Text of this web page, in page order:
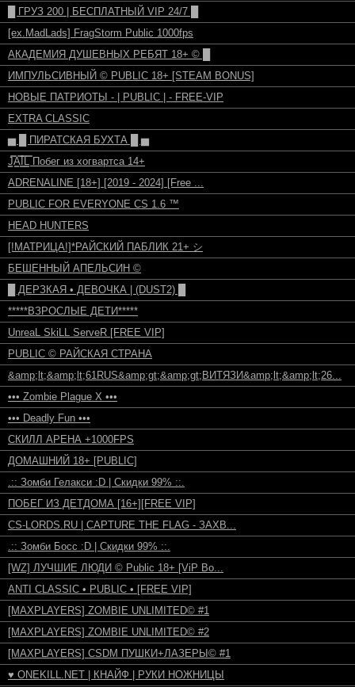
█ ГРУЗ 200 | БЕСПЛАТНЫЙ VIP 24/7 █
[ex.MadLads] FragStorm Public 1000fps
АКАДЕМИЯ ДУШЕВНЫХ РЕБЯТ 18+ © █
ИМПУЛЬСИВНЫЙ © PUBLIC 18+ [STEAM BONUS]
HOBЫE ПATPИOTЫ - | PUBLIC | - FREE-VIP
EXTRA CLASSIC
▅ █ ПИРАТСКАЯ БУХТА █ ▅
J͇̿A͇̿I͇̿L͇̿ Побег из хогвартса 14+
ADRENALINE [18+] [2019 - 2024] [Free ...
PUBLIC FOR EVERYONE CS 1.6 ™
HEAD HUNTERS
[!МАТРИЦА!]*РАЙСКИЙ ПАБЛИК 21+ シ
БЕШЕННЫЙ АПЕЛЬСИН ©
█ ДЕРЗКАЯ • ДЕВОЧКА | (DUST2) █
*****ВЗРОСЛЫЕ ДЕТИ*****
UnreaL SkiLL ServeR [FREE VIP]
PUBLIC © РАЙСКАЯ СТРАНА
&amp;lt;&amp;lt;61RUS&amp;gt;&amp;gt;ВИТЯЗИ&amp;lt;&amp;lt;26...
••• Zombie Plague X •••
••• Deadly Fun •••
СКИЛЛ АРЕНА +1000FPS
ДОМАШНИЙ 18+ [PUBLIC]
.:: Зомби Гелакси :D | Скидки 99% ::.
ПОБЕГ ИЗ ДЕТДОМА [16+][FREE VIP]
CS-LORDS.RU | CAPTURE THE FLAG - ЗАХВ...
.:: Зомби Босс :D | Скидки 99% ::.
[WZ] ЛУЧШИЕ ЛЮДИ © Publiс 18+ [ViP Bo...
ANTI CLASSIC • PUBLIC • [FREE VIP]
[MAXPLAYERS] ZOMBIE UNLIMITED© #1
[MAXPLAYERS] ZOMBIE UNLIMITED© #2
[MAXPLAYERS] CSDM ПУШКИ+ЛАЗЕРЫ© #1
♥ ONEKILL.NET | КНАЙФ | РУКИ НОЖНИЦЫ